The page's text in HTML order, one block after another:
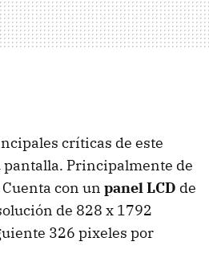
críticas de este
pantalla. Principalmente de
con un panel LCD de
de 828 x 1792
326 pixeles por